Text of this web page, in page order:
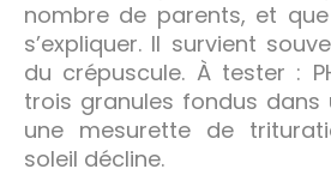
nombre de parents, et
s’expliquer. Il survient
du crépuscule. À tester :
trois granules fondus dans
une mesurette de
soleil décline.